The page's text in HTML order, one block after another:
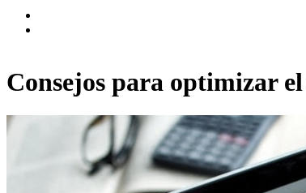
Consejos para optimizar